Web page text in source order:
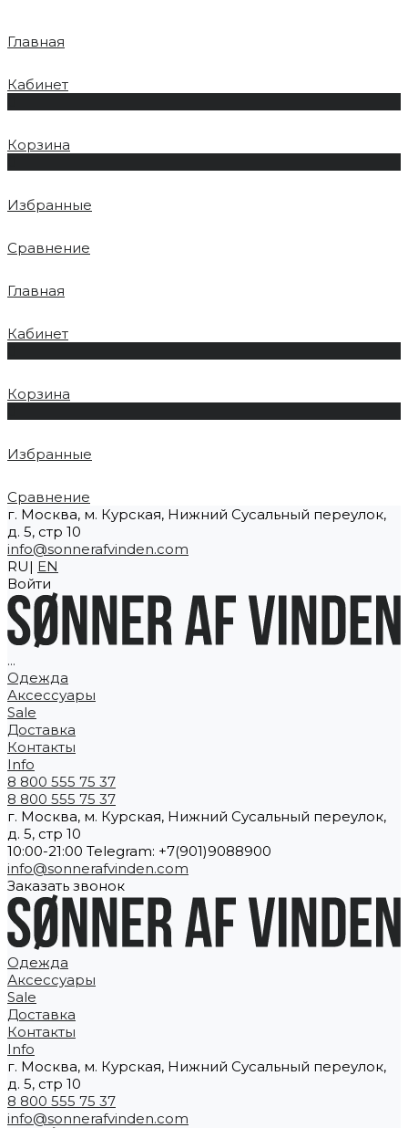
Главная
Кабинет
Корзина
Избранные
Сравнение
Главная
Кабинет
Корзина
Избранные
Сравнение
г. Москва, м. Курская, Нижний Сусальный переулок,
д. 5, стр 10
info@sonnerafvinden.com
RU| EN
Войти
...
Одежда
Аксессуары
Sale
Доставка
Контакты
Info
8 800 555 75 37
8 800 555 75 37
г. Москва, м. Курская, Нижний Сусальный переулок,
д. 5, стр 10
10:00-21:00 Telegram: +7(901)9088900
info@sonnerafvinden.com
Заказать звонок
Одежда
Аксессуары
Sale
Доставка
Контакты
Info
г. Москва, м. Курская, Нижний Сусальный переулок,
д. 5, стр 10
8 800 555 75 37
info@sonnerafvinden.com